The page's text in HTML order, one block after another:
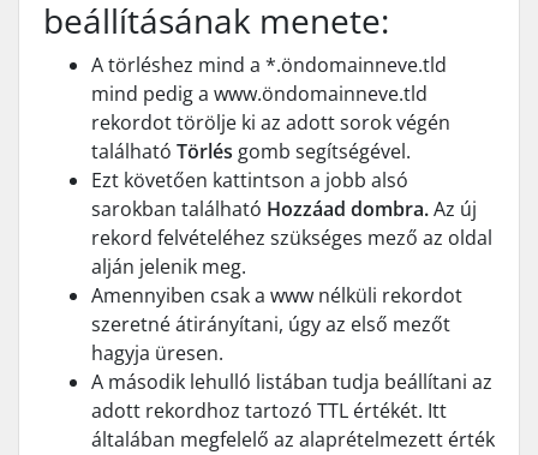
beállításának menete:
A törléshez mind a *.öndomainneve.tld
mind pedig a www.öndomainneve.tld
rekordot törölje ki az adott sorok végén
található Törlés gomb segítségével.
Ezt követően kattintson a jobb alsó
sarokban található Hozzáad dombra.Az új
rekord felvételéhez szükséges mező az oldal
alján jelenik meg.
Amennyiben csak a www nélküli rekordot
szeretné átirányítani, úgy az első mezőt
hagyja üresen.
A második lehulló listában tudja beállítani az
adott rekordhoz tartozó TTL értékét. Itt
általában megfelelő az alaprételmezett érték